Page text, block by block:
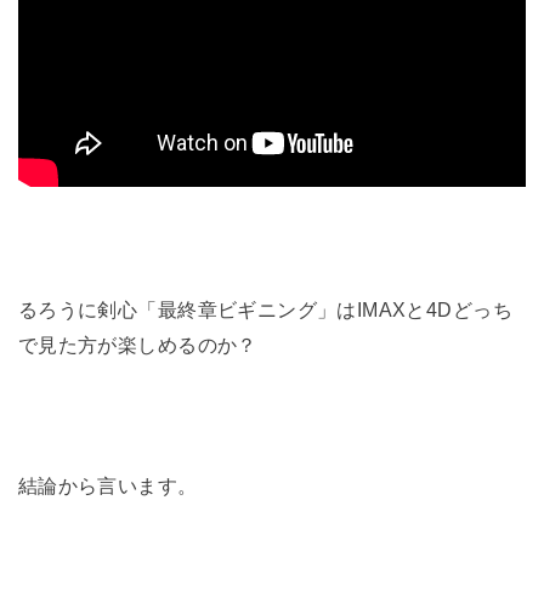
るろうに剣心「最終章ビギニング」はIMAXと4Dどっち
で見た方が楽しめるのか？
結論から言います。